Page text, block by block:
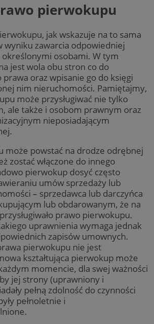
pierwokupu
jak wskazuje na to sama
wyniku zawarcia odpowiedniej
osobami. W tym
jest wola obu stron co do
oraz wpisanie go do księgi
nim nieruchomości. Pamiętajmy,
może przysługiwać nie tylko
ale także i osobom prawnym oraz
nieposiadającym
może powstać na drodze odrębnej
zostać włączone do innego
pierwokup dosyć często
umów sprzedaży lub
– sprzedawca lub darczyńca
lub obdarowanym, że na
prawo pierwokupu.
uprawnienia wymaga jednak
zapisów umownych.
pierwokupu nie jest
kształtująca pierwokup może
momencie, dla swej ważności
jej strony (uprawniony i
pełną zdolność do czynności
pełnoletnie i